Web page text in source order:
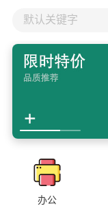
默认关键字
办公